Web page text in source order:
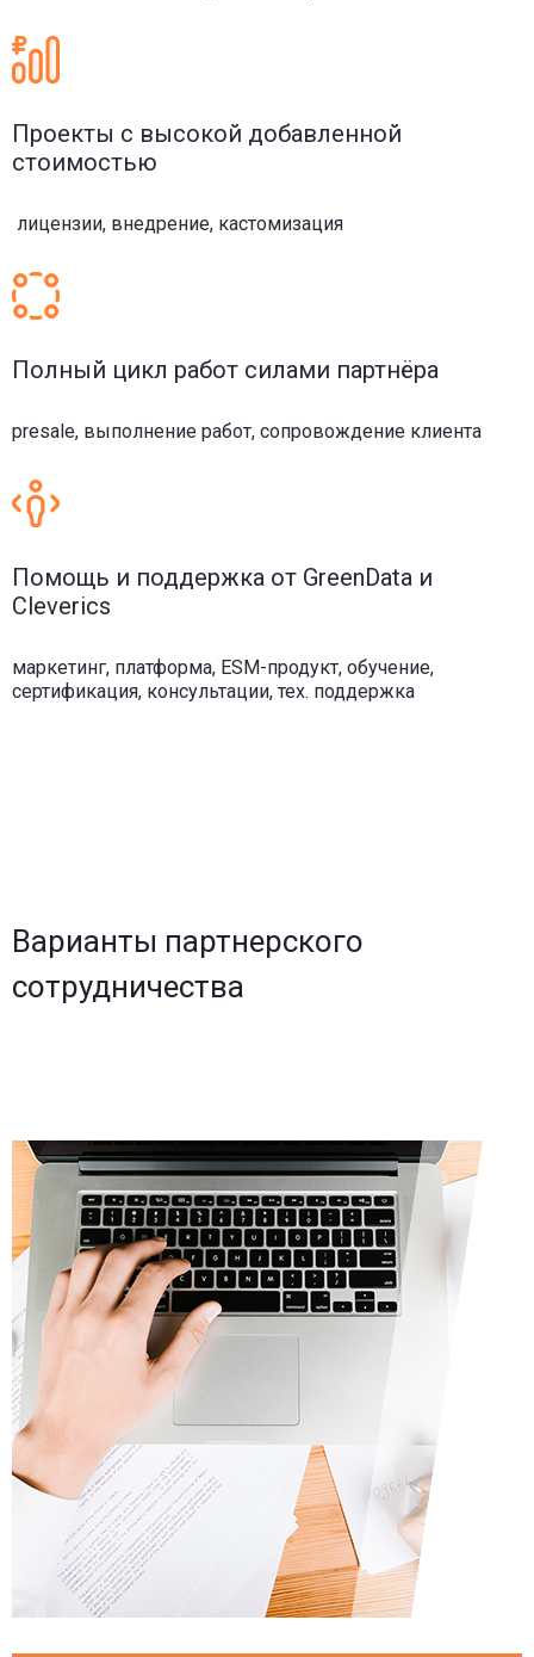
Проекты с высокой добавленной
стоимостью
лицензии, внедрение, кастомизация
Полный цикл работ силами партнёра
presale, выполнение работ, сопровождение клиента
Помощь и поддержка от GreenData и
Cleverics
маркетинг, платформа, ESM-продукт, обучение,
сертификация, консультации, тех. поддержка
Варианты партнерского
сотрудничества